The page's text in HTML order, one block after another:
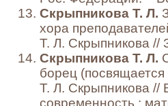
Скрыпникова Т. Л.
хора
Т. Л. Скрыпникова //
Скрыпникова Т. Л.
борец
Т. Л. Скрыпникова //
современность :